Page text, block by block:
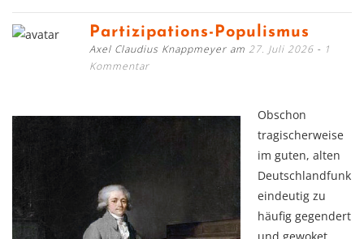
Partizipations-Populismus
Axel Claudius Knappmeyer am 27. Juli 2026
1
Kommentar
Obschon
tragischerweise
im guten, alten
Deutschlandfunk
eindeutig zu
häufig gegendert